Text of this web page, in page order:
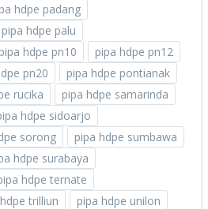
hdpe padang
pipa hdpe palu
pipa hdpe pn10
pipa hdpe pn12
pn20
pipa hdpe pontianak
rucika
pipa hdpe samarinda
hdpe sidoarjo
sorong
pipa hdpe sumbawa
hdpe surabaya
hdpe ternate
trilliun
pipa hdpe unilon